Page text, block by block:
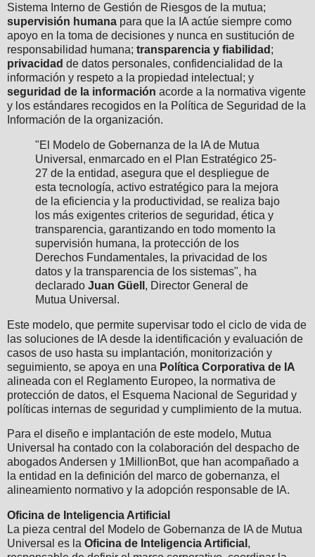
Sistema Interno de Gestión de Riesgos de la mutua;
supervisión humana para que la IA actúe siempre como
apoyo en la toma de decisiones y nunca en sustitución de
responsabilidad humana; transparencia y fiabilidad ;
privacidad de datos personales, confidencialidad de la
información y respeto a la propiedad intelectual; y
seguridad de la información acorde a la normativa vigente
y los estándares recogidos en la Política de Seguridad de la
Información de la organización.
"El Modelo de Gobernanza de la IA de Mutua
Universal, enmarcado en el Plan Estratégico 25-
27 de la entidad, asegura que el despliegue de
esta tecnología, activo estratégico para la mejora
de la eficiencia y la productividad, se realiza bajo
los más exigentes criterios de seguridad, ética y
transparencia, garantizando en todo momento la
supervisión humana, la protección de los
Derechos Fundamentales, la privacidad de los
datos y la transparencia de los sistemas", ha
declarado Juan Güell , Director General de
Mutua Universal.
Este modelo, que permite supervisar todo el ciclo de vida de
las soluciones de IA desde la identificación y evaluación de
casos de uso hasta su implantación, monitorización y
seguimiento, se apoya en una Política Corporativa de IA
alineada con el Reglamento Europeo, la normativa de
protección de datos, el Esquema Nacional de Seguridad y
políticas internas de seguridad y cumplimiento de la mutua.
Para el diseño e implantación de este modelo, Mutua
Universal ha contado con la colaboración del despacho de
abogados Andersen y 1MillionBot, que han acompañado a
la entidad en la definición del marco de gobernanza, el
alineamiento normativo y la adopción responsable de IA.
Oficina de Inteligencia Artificial
La pieza central del Modelo de Gobernanza de IA de Mutua
Universal es la Oficina de Inteligencia Artificial ,